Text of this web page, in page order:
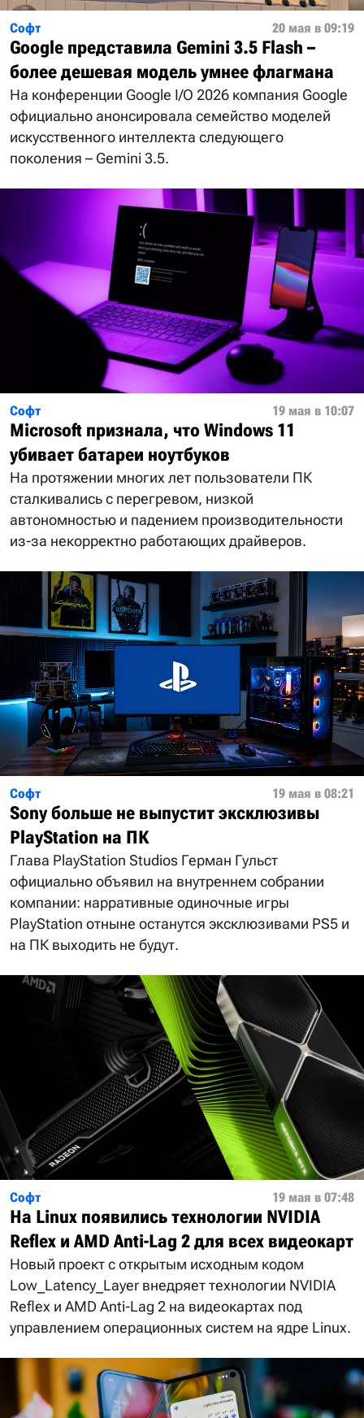
Софт 20 мая в 09:19
Google представила Gemini 3.5 Flash –
более дешевая модель умнее флагмана
На конференции Google I/O 2026 компания Google
официально анонсировала семейство моделей
искусственного интеллекта следующего
поколения – Gemini 3.5.
Софт 19 мая в 10:07
Microsoft признала, что Windows 11
убивает батареи ноутбуков
На протяжении многих лет пользователи ПК
сталкивались с перегревом, низкой
автономностью и падением производительности
из-за некорректно работающих драйверов.
Софт 19 мая в 08:21
Sony больше не выпустит эксклюзивы
PlayStation на ПК
Глава PlayStation Studios Герман Гульст
официально объявил на внутреннем собрании
компании: нарративные одиночные игры
PlayStation отныне останутся эксклюзивами PS5 и
на ПК выходить не будут.
Софт 19 мая в 07:48
На Linux появились технологии NVIDIA
Reflex и AMD Anti-Lag 2 для всех видеокарт
Новый проект с открытым исходным кодом
Low_Latency_Layer внедряет технологии NVIDIA
Reflex и AMD Anti-Lag 2 на видеокартах под
управлением операционных систем на ядре Linux.